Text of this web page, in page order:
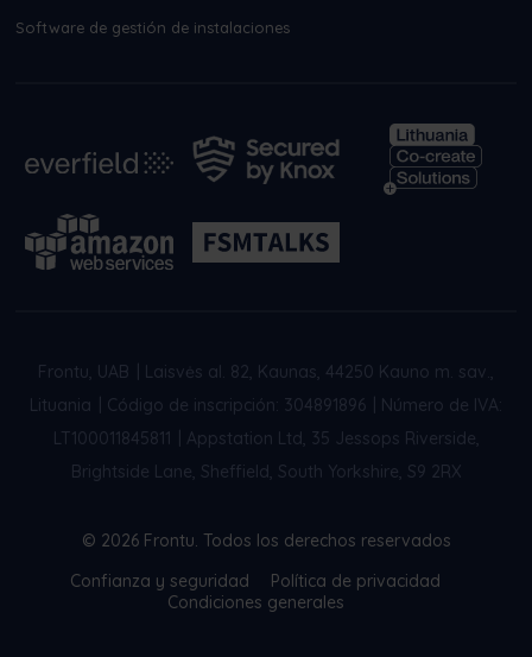
Software de gestión de instalaciones
Frontu, UAB
Laisvės al. 82, Kaunas, 44250 Kauno m. sav.,
Lituania
Código de inscripción: 304891896
Número de IVA:
LT100011845811
Appstation Ltd, 35 Jessops Riverside,
Brightside Lane, Sheffield, South Yorkshire, S9 2RX
© 2026 Frontu. Todos los derechos reservados
Confianza y seguridad
Política de privacidad
Condiciones generales